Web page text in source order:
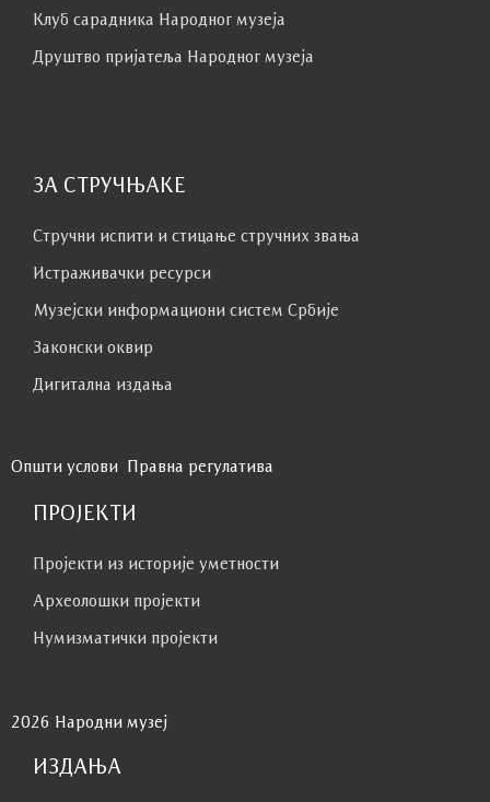
Клуб сaрaдникa Народног музеја
Друштво пријатеља Народног музеја
ЗА СТРУЧЊАКЕ
Стручни испити и стицање стручних звања
Истраживачки ресурси
Музејски информациони систем Србије
Законски оквир
Дигитална издања
Општи услови Правна регулатива
ПРОЈЕКТИ
Пројекти из историје уметности
Археолошки пројекти
Нумизматички пројекти
2026 Народни музеј
ИЗДАЊА